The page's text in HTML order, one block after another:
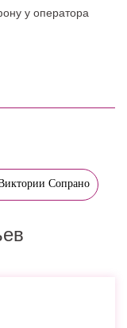
у оператора
Сопрано